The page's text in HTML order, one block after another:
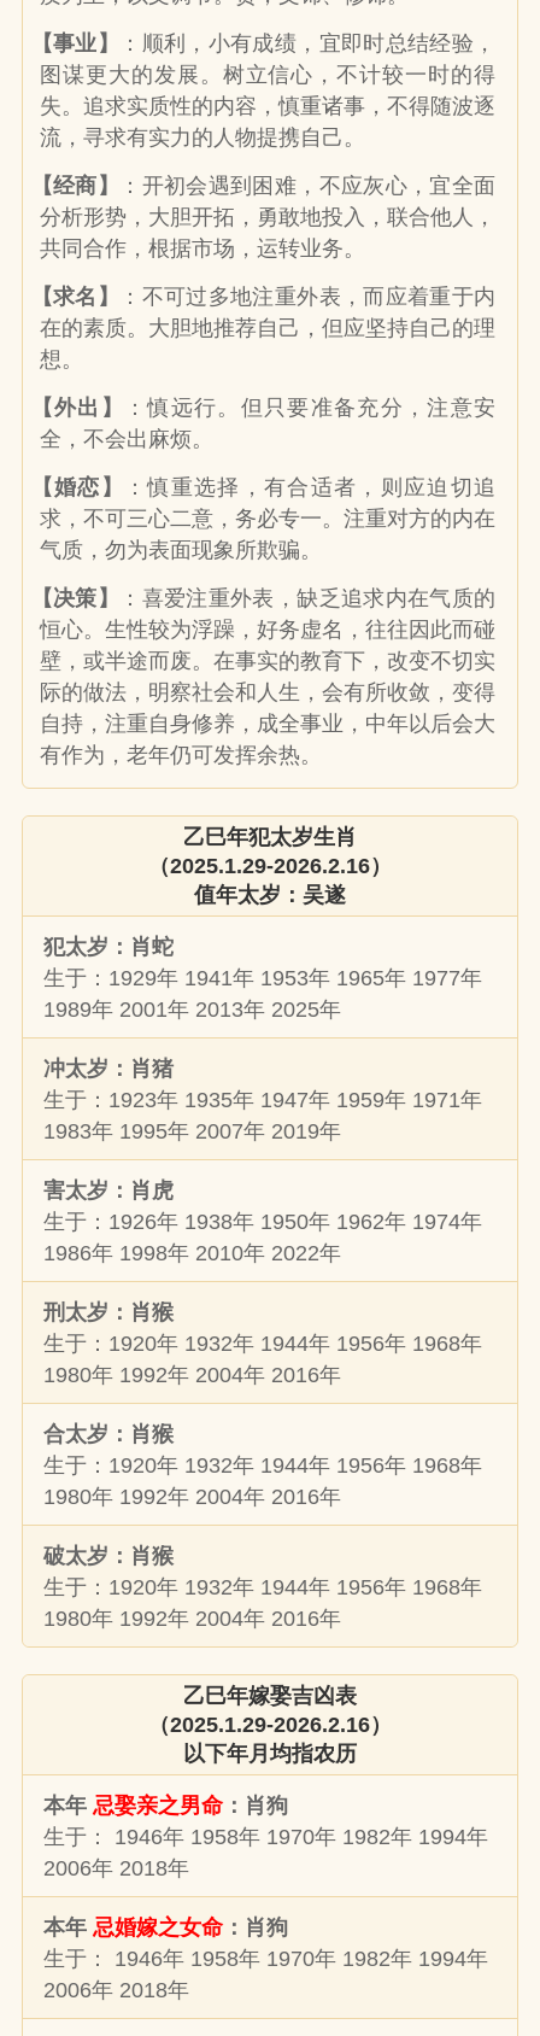
【事业】
：顺利，小有成绩，宜即时总结经验，
图谋更大的发展。树立信心，不计较一时的得
失。追求实质性的内容，慎重诸事，不得随波逐
流，寻求有实力的人物提携自己。
【经商】
：开初会遇到困难，不应灰心，宜全面
分析形势，大胆开拓，勇敢地投入，联合他人，
共同合作，根据市场，运转业务。
【求名】
：不可过多地注重外表，而应着重于内
在的素质。大胆地推荐自己，但应坚持自己的理
想。
【外出】
：慎远行。但只要准备充分，注意安
全，不会出麻烦。
【婚恋】
：慎重选择，有合适者，则应迫切追
求，不可三心二意，务必专一。注重对方的内在
气质，勿为表面现象所欺骗。
【决策】
：喜爱注重外表，缺乏追求内在气质的
恒心。生性较为浮躁，好务虚名，往往因此而碰
壁，或半途而废。在事实的教育下，改变不切实
际的做法，明察社会和人生，会有所收敛，变得
自持，注重自身修养，成全事业，中年以后会大
有作为，老年仍可发挥余热。
乙巳年犯太岁生肖
（2025.1.29-2026.2.16）
值年太岁：吴遂
犯太岁：肖蛇
生于：1929年 1941年 1953年 1965年 1977年
1989年 2001年 2013年 2025年
冲太岁：肖猪
生于：1923年 1935年 1947年 1959年 1971年
1983年 1995年 2007年 2019年
害太岁：肖虎
生于：1926年 1938年 1950年 1962年 1974年
1986年 1998年 2010年 2022年
刑太岁：肖猴
生于：1920年 1932年 1944年 1956年 1968年
1980年 1992年 2004年 2016年
合太岁：肖猴
生于：1920年 1932年 1944年 1956年 1968年
1980年 1992年 2004年 2016年
破太岁：肖猴
生于：1920年 1932年 1944年 1956年 1968年
1980年 1992年 2004年 2016年
乙巳年嫁娶吉凶表
（2025.1.29-2026.2.16）
以下年月均指农历
本年 忌娶亲之男命：肖狗
生于： 1946年 1958年 1970年 1982年 1994年
2006年 2018年
本年 忌婚嫁之女命：肖狗
生于： 1946年 1958年 1970年 1982年 1994年
2006年 2018年